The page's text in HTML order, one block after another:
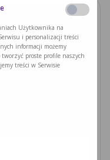
Z
Użytkownika na
i personalizacji treści
informacji możemy
proste profile naszych
treści w Serwisie